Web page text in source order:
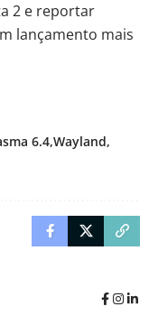
2 e reportar
lançamento mais
6.4 Wayland